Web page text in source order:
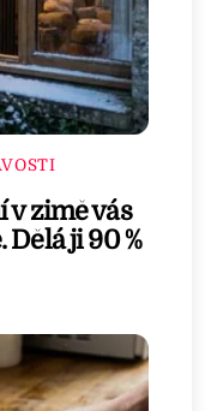
v zimě vás
ji 90 %